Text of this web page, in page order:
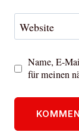
Website
Name, E-
für meinen